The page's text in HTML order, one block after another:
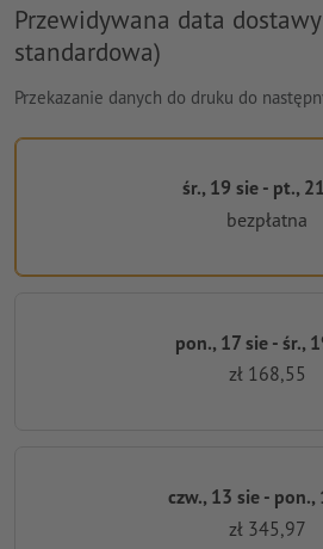
Przewidywana data dostawy
standardowa)
Przekazanie danych do druku do
śr., 19 sie - pt.,
bezpłatna
pon., 17 sie - śr.,
zł 168,55
czw., 13 sie - pon.,
zł 345,97